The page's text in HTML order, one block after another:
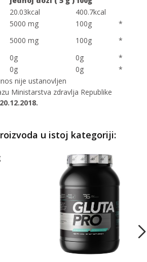
20.03kcal
400.7kcal
5000 mg 100g
*
5000 mg 100g
*
0g 0g
*
0g 0g
*
nije ustanovljen
Ministarstva zdravlja Republike
u istoj kategoriji: